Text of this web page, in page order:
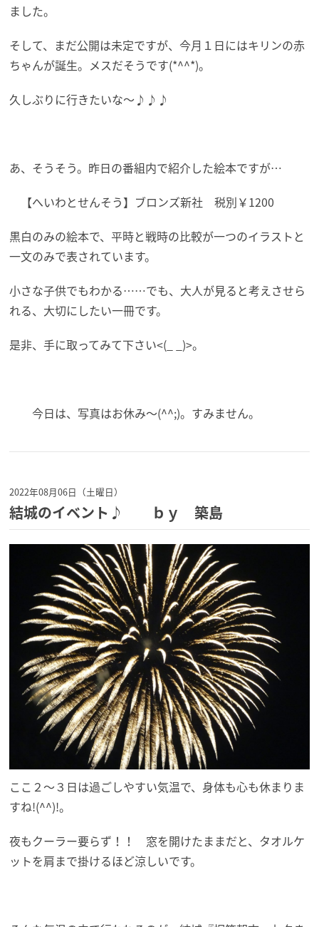
ました。
そして、まだ公開は未定ですが、今月１日にはキリンの赤
ちゃんが誕生。メスだそうです(*^^*)。
久しぶりに行きたいな～♪♪♪
あ、そうそう。昨日の番組内で紹介した絵本ですが…
【へいわとせんそう】ブロンズ新社 税別￥1200
黒白のみの絵本で、平時と戦時の比較が一つのイラストと
一文のみで表されています。
小さな子供でもわかる……でも、大人が見ると考えさせら
れる、大切にしたい一冊です。
是非、手に取ってみて下さい<(_ _)>。
今日は、写真はお休み～(^^;)。すみません。
2022年08月06日（土曜日）
結城のイベント♪ ｂｙ 築島
ここ２～３日は過ごしやすい気温で、身体も心も休まりま
すね!(^^)!。
夜もクーラー要らず！！ 窓を開けたままだと、タオルケ
ットを肩まで掛けるほど涼しいです。